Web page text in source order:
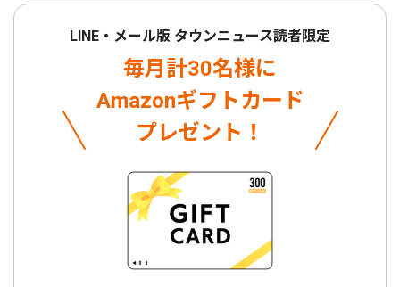
LINE・メール版 タウンニュース読者限定
毎月計30名様に
Amazonギフトカード
プレゼント！